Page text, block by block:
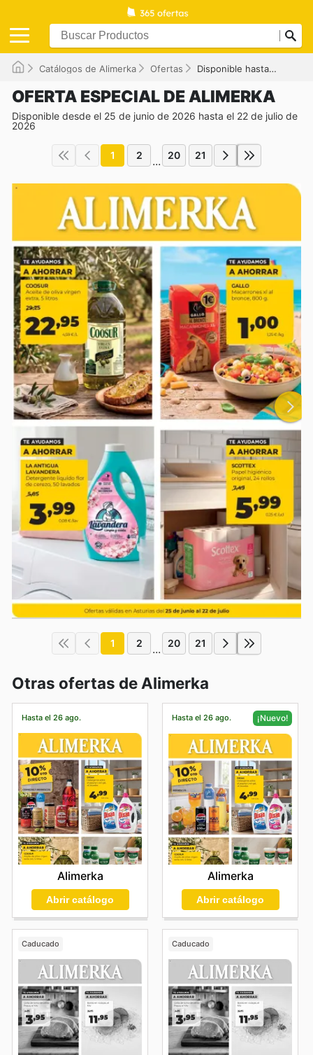
Catálogos de Alimerka Ofertas Disponible hasta el 22/07/2026
OFERTA ESPECIAL DE ALIMERKA
Disponible desde el 25 de junio de 2026 hasta el 22 de julio de
2026
1 2 ... 20 21
1 2 ... 20 21
Otras ofertas de Alimerka
Hasta el 26 ago.
Alimerka
Abrir catálogo
Hasta el 26 ago. ¡Nuevo!
Alimerka
Abrir catálogo
Caducado Caducado